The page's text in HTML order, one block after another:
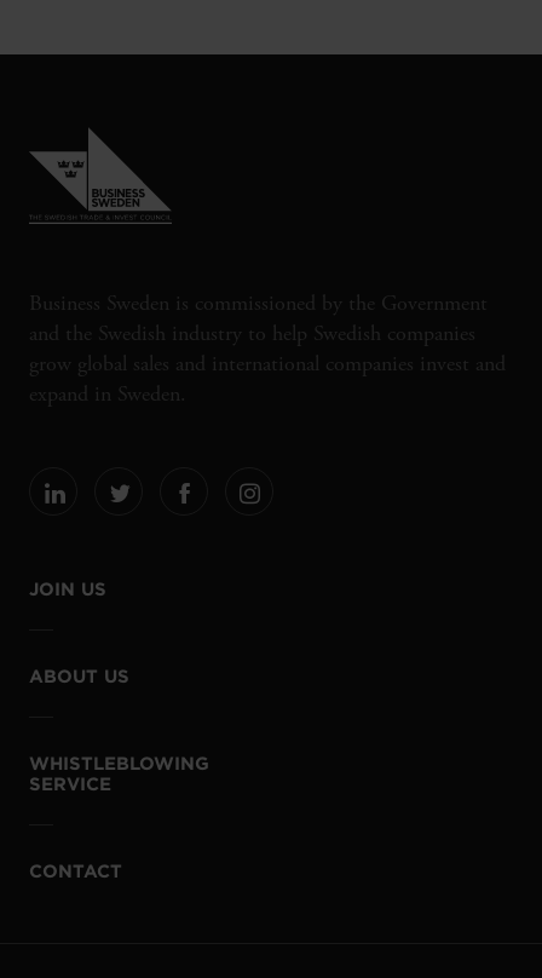
Business Sweden is commissioned by the Government
and the Swedish industry to help Swedish companies
grow global sales and international companies invest and
expand in Sweden.
JOIN US
ABOUT US
WHISTLEBLOWING
SERVICE
CONTACT